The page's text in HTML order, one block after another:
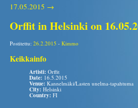
17.05.2015 →
Orffit in Helsinki on
Postitettu: 26.2.2015 - Kimmo
Keikkainfo
Artisti: Orffit
Date: 16.5.2015
Venue: Kannelmäki/Lasten unelma-tapahtuma
City: Helsinki
Country: FI